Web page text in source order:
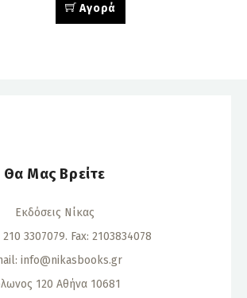
Αγορά
Θα Μας Βρείτε
Εκδόσεις Νίκας
210 3307079. Fax: 2103834078
info@nikasbooks.gr
120 Αθήνα 10681